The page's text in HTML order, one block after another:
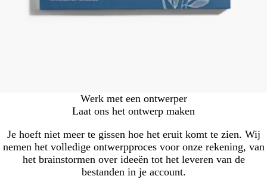
Werk met een ontwerper
Laat ons het ontwerp maken
Je hoeft niet meer te gissen hoe het eruit komt te zien. Wij
nemen het volledige ontwerpproces voor onze rekening, van
het brainstormen over ideeën tot het leveren van de
bestanden in je account.